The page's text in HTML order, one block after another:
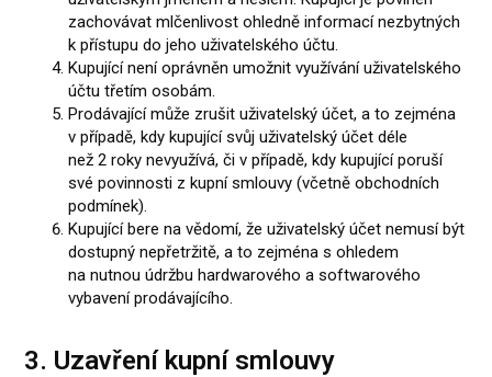
zachovávat mlčenlivost ohledně informací nezbytných
k přístupu do jeho uživatelského účtu.
Kupující není oprávněn umožnit využívání uživatelského
účtu třetím osobám.
Prodávající může zrušit uživatelský účet, a to zejména
v případě, kdy kupující svůj uživatelský účet déle
než 2 roky nevyužívá, či v případě, kdy kupující poruší
své povinnosti z kupní smlouvy (včetně obchodních
podmínek).
Kupující bere na vědomí, že uživatelský účet nemusí být
dostupný nepřetržitě, a to zejména s ohledem
na nutnou údržbu hardwarového a softwarového
vybavení prodávajícího.
3. Uzavření kupní smlouvy